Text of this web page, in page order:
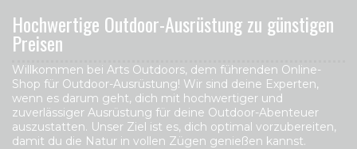
Hochwertige Outdoor-Ausrüstung zu günstigen
Preisen
Willkommen bei Arts Outdoors, dem führenden Online-
Shop für Outdoor-Ausrüstung! Wir sind deine Experten,
wenn es darum geht, dich mit hochwertiger und
zuverlässiger Ausrüstung für deine Outdoor-Abenteuer
auszustatten. Unser Ziel ist es, dich optimal vorzubereiten,
damit du die Natur in vollen Zügen genießen kannst.